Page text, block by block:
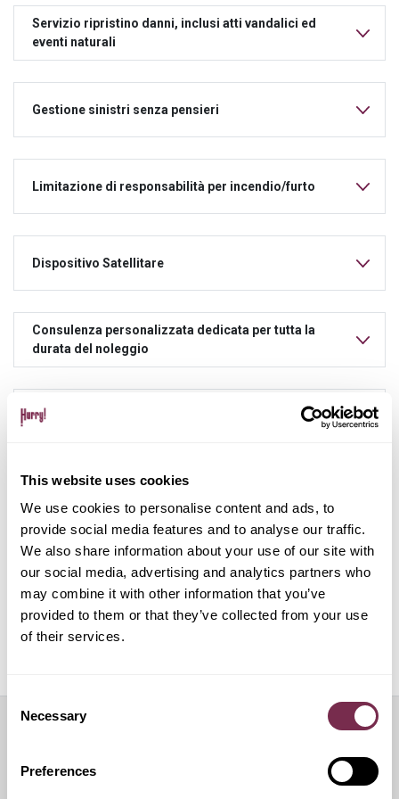
This website uses cookies
We use cookies to personalise content and ads, to
provide social media features and to analyse our traffic.
We also share information about your use of our site with
our social media, advertising and analytics partners who
may combine it with other information that you’ve
provided to them or that they’ve collected from your use
of their services.
Consent
Selection
Necessary
Preferences
Servizio ripristino danni, inclusi atti vandalici ed
eventi naturali
Gestione sinistri senza pensieri
Limitazione di responsabilità per incendio/furto
Dispositivo Satellitare
Consulenza personalizzata dedicata per tutta la
durata del noleggio
Gestione pratiche amministrative e multe
Gestione del noleggio tramite app su dispositivo
mobile
ALPHABET PAPERLESS Digital Onboarding
Off Mode: sospensione temporanea del noleggio